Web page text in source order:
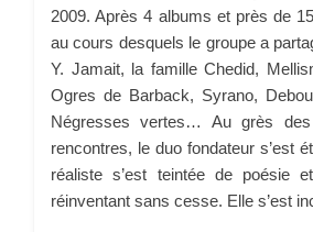
2009. Après 4 albums et près de
au cours desquels le groupe a
Y. Jamait, la famille Chedid,
Ogres de Barback, Syrano,
Négresses vertes… Au grès
rencontres, le duo fondateur s’est
réaliste s’est teintée de poésie
réinventant sans cesse. Elle s’est